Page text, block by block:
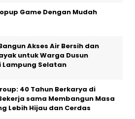
Game Dengan Mudah
Akses Air Bersih dan
untuk Warga Dusun
Lampung Selatan
40 Tahun Berkarya di
sama Membangun Masa
Lebih Hijau dan Cerdas